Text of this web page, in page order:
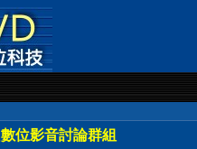
數位影音討論群組